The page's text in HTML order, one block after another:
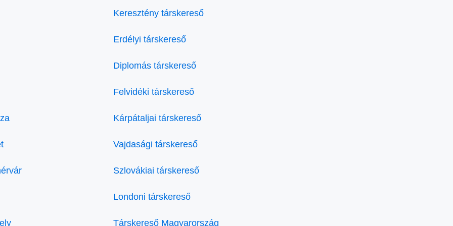
Keresztény társkereső
Erdélyi társkereső
Diplomás társkereső
Felvidéki társkereső
Kárpátaljai társkereső
Vajdasági társkereső
Szlovákiai társkereső
Londoni társkereső
Társkereső Magyarország